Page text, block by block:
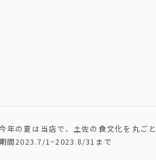
年の夏は当店で、土佐の食文化を丸ごと
間2023.7/1~2023.8/31まで